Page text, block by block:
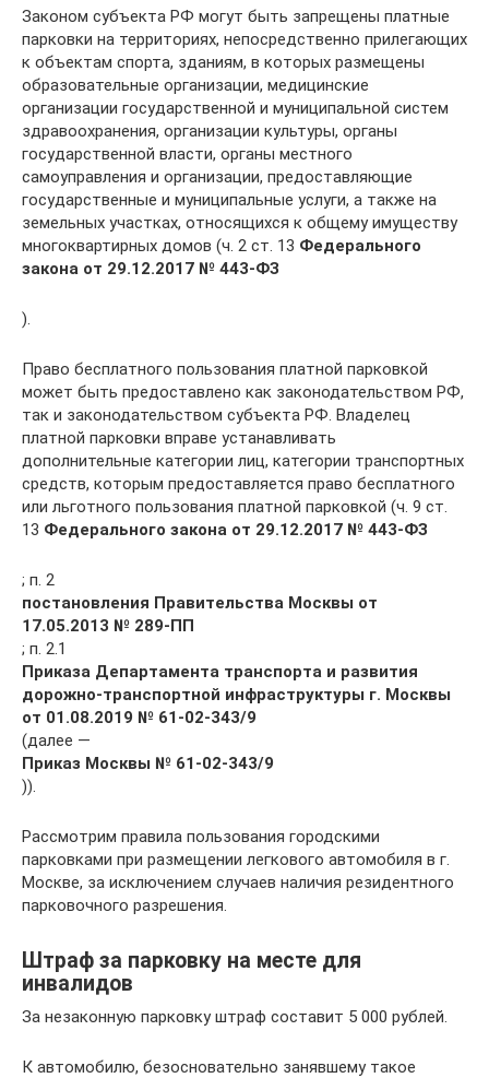
Законом субъекта РФ могут быть запрещены платные
парковки на территориях, непосредственно прилегающих
к объектам спорта, зданиям, в которых размещены
образовательные организации, медицинские
организации государственной и муниципальной систем
здравоохранения, организации культуры, органы
государственной власти, органы местного
самоуправления и организации, предоставляющие
государственные и муниципальные услуги, а также на
земельных участках, относящихся к общему имуществу
многоквартирных домов (ч. 2 ст. 13 Федерального
закона от 29.12.2017 № 443-ФЗ
).
Право бесплатного пользования платной парковкой
может быть предоставлено как законодательством РФ,
так и законодательством субъекта РФ. Владелец
платной парковки вправе устанавливать
дополнительные категории лиц, категории транспортных
средств, которым предоставляется право бесплатного
или льготного пользования платной парковкой (ч. 9 ст.
13 Федерального закона от 29.12.2017 № 443-ФЗ
; п. 2
постановления Правительства Москвы от
17.05.2013 № 289-ПП
; п. 2.1
Приказа Департамента транспорта и развития
дорожно-транспортной инфраструктуры г. Москвы
от 01.08.2019 № 61-02-343/9
(далее —
Приказ Москвы № 61-02-343/9
)).
Рассмотрим правила пользования городскими
парковками при размещении легкового автомобиля в г.
Москве, за исключением случаев наличия резидентного
парковочного разрешения.
Штраф за парковку на месте для
инвалидов
За незаконную парковку штраф составит 5 000 рублей.
К автомобилю, безосновательно занявшему такое